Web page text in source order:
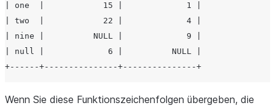
| one  |            15 |             1 |
| two  |            22 |             4 |
| nine |          NULL |             9 |
| null |             6 |          NULL |
+------+---------------+---------------+
Wenn Sie diese Funktionszeichenfolgen übergeben, die